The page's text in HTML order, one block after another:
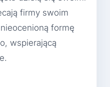
firmy swoim
formę
wspierającą